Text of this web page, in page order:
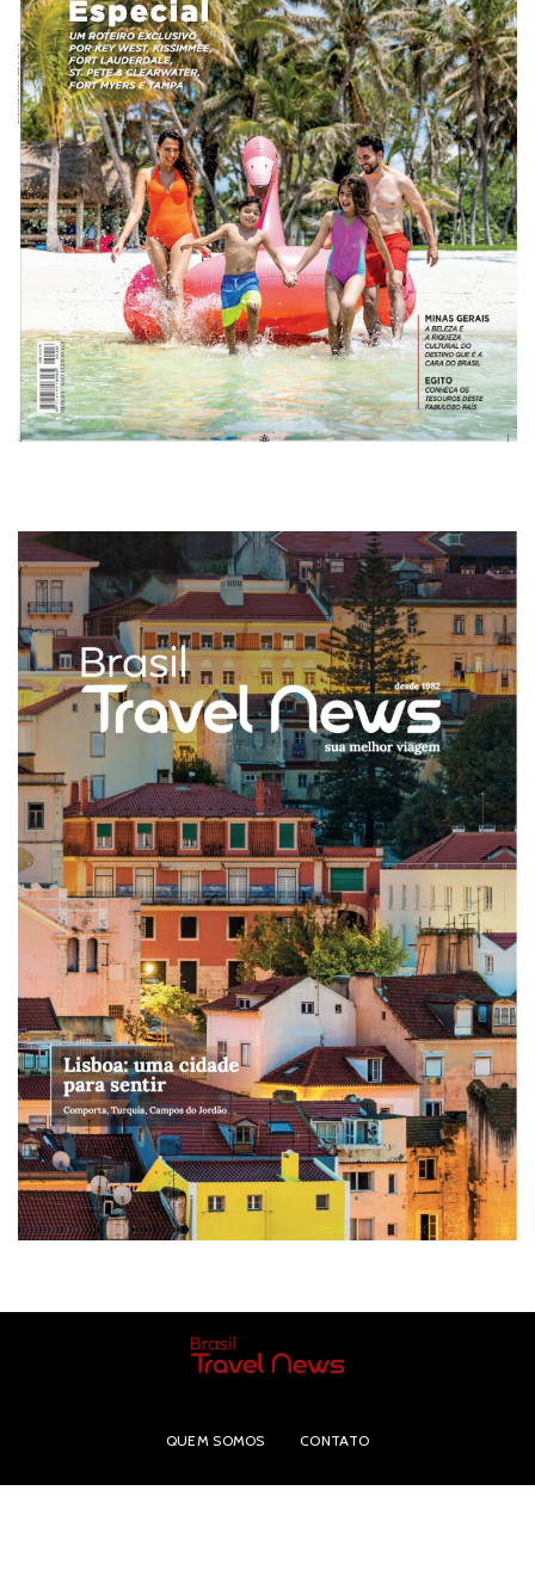
QUEM SOMOS CONTATO